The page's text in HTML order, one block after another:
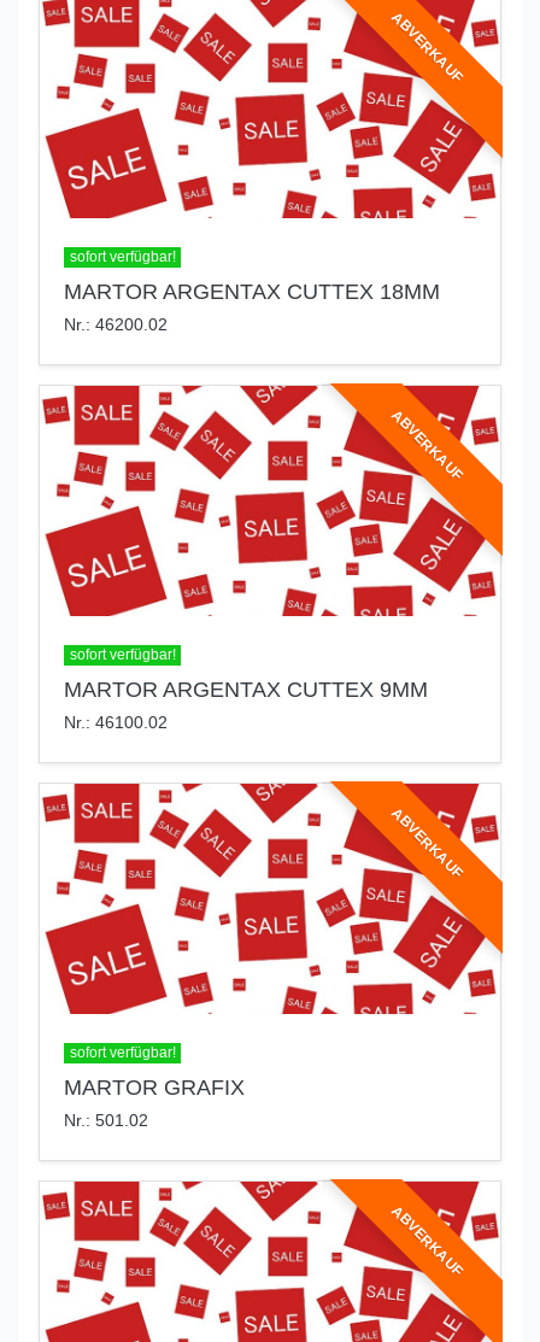
ABVERKAUF
sofort verfügbar!
MARTOR ARGENTAX CUTTEX 18MM
Nr.: 46200.02
ABVERKAUF
sofort verfügbar!
MARTOR ARGENTAX CUTTEX 9MM
Nr.: 46100.02
ABVERKAUF
sofort verfügbar!
MARTOR GRAFIX
Nr.: 501.02
ABVERKAUF